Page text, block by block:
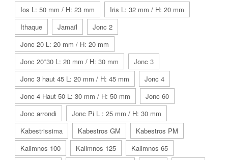
Ios L: 50 mm / H: 23 mm
Iris L: 32 mm / H: 20 mm
Ithaque
Jamaïl
Jonc 2
Jonc 20 L: 20 mm / H: 20 mm
Jonc 20*30 L: 20 mm / H: 30 mm
Jonc 3
Jonc 3 haut 45 L: 20 mm / H: 45 mm
Jonc 4
Jonc 4 Haut 50 L: 30 mm / H: 50 mm
Jonc 60
Jonc arrondi
Jonc Pi L : 25 mm / H: 30 mm
Kabestrissima
Kabestros GM
Kabestros PM
Kalimnos 100
Kalimnos 125
Kalimnos 65